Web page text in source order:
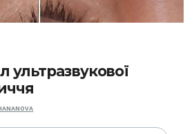
ультразвукової